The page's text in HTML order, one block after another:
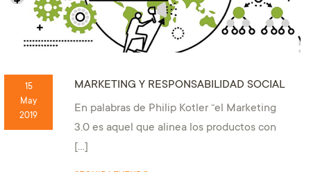
15
May
2019
MARKETING Y RESPONSABILIDAD SOCIAL
En palabras de Philip Kotler “el Marketing
3.0 es aquel que alinea los productos con
[…]